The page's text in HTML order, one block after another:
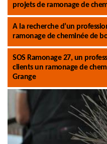
projets de ramonage de
A la recherche d’un
ramonage de cheminée de
SOS Ramonage 27, un
clients un ramonage de
Grange